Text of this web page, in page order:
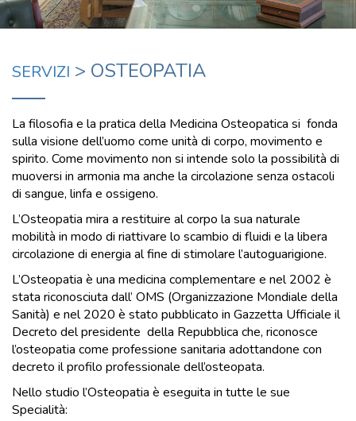
SERVIZI > OSTEOPATIA
La filosofia e la pratica della Medicina Osteopatica si fonda
sulla visione dell’uomo come unità di corpo, movimento e
spirito. Come movimento non si intende solo la possibilità di
muoversi in armonia ma anche la circolazione senza ostacoli
di sangue, linfa e ossigeno.
L’Osteopatia mira a restituire al corpo la sua naturale
mobilità in modo di riattivare lo scambio di fluidi e la libera
circolazione di energia al fine di stimolare l’autoguarigione.
L’Osteopatia è una medicina complementare e nel 2002 è
stata riconosciuta dall’ OMS (Organizzazione Mondiale della
Sanità) e nel 2020 è stato pubblicato in Gazzetta Ufficiale il
Decreto del presidente della Repubblica che, riconosce
l’osteopatia come professione sanitaria adottandone con
decreto il profilo professionale dell’osteopata.
Nello studio l’Osteopatia è eseguita in tutte le sue
Specialità: